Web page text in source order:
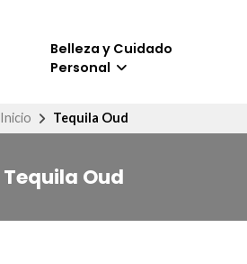
Belleza y Cuidado
Personal
Inicio Tequila Oud
Tequila Oud